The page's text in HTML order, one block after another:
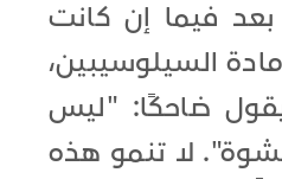
بعد فيما إن كانت
السيلوسيبين،
ضاحكًا: "ليس
لا تنمو هذه